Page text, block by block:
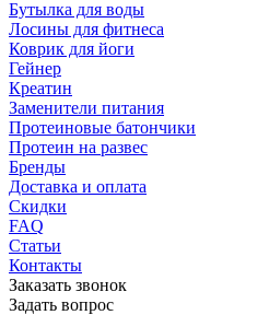
Бутылка для воды
Лосины для фитнеса
Коврик для йоги
Гейнер
Креатин
Заменители питания
Протеиновые батончики
Протеин на развес
Бренды
Доставка и оплата
Скидки
FAQ
Статьи
Контакты
Заказать звонок
Задать вопрос